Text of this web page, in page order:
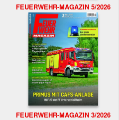
FEUERWEHR-MAGAZIN 5/2026
FEUERWEHR-MAGAZIN 3/2026